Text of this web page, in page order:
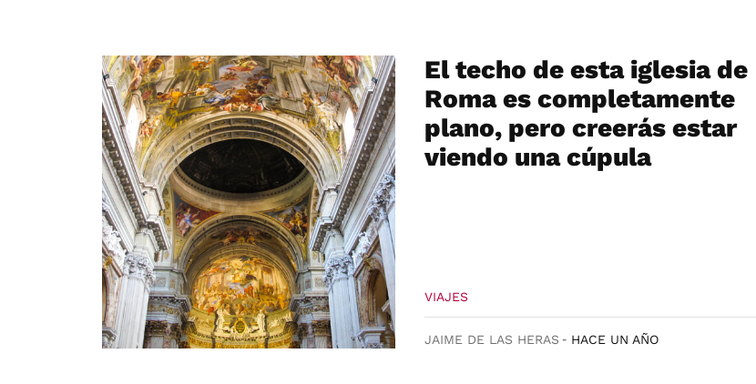
El techo de esta iglesia de
Roma es completamente
plano, pero creerás estar
viendo una cúpula
VIAJES
JAIME DE LAS HERAS HACE UN AÑO